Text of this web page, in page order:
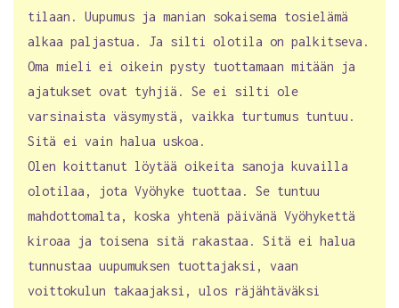
tilaan. Uupumus ja manian sokaisema tosielämä
alkaa paljastua. Ja silti olotila on palkitseva.
Oma mieli ei oikein pysty tuottamaan mitään ja
ajatukset ovat tyhjiä. Se ei silti ole
varsinaista väsymystä, vaikka turtumus tuntuu.
Sitä ei vain halua uskoa.
Olen koittanut löytää oikeita sanoja kuvailla
olotilaa, jota Vyöhyke tuottaa. Se tuntuu
mahdottomalta, koska yhtenä päivänä Vyöhykettä
kiroaa ja toisena sitä rakastaa. Sitä ei halua
tunnustaa uupumuksen tuottajaksi, vaan
voittokulun takaajaksi, ulos räjähtäväksi